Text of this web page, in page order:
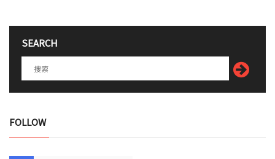
SEARCH
FOLLOW